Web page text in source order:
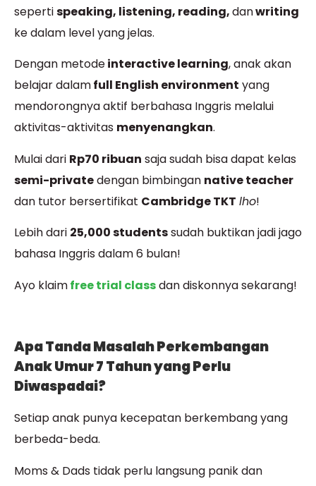
sepertispeaking, listening, reading,danwriting
ke dalam level yang jelas.
Dengan metodeinteractive learning, anak akan
belajar dalamfull English environment yang
mendorongnya aktif berbahasa Inggris melalui
aktivitas-aktivitas menyenangkan.
Mulai dari Rp70 ribuan saja sudah bisa dapat kelas
semi-privatedengan bimbingan native teacher
dan tutor bersertifikat Cambridge TKT lho!
Lebih dari 25,000 studentssudah buktikan jadi jago
bahasa Inggris dalam 6 bulan!
Ayo klaimfree trial classdan diskonnya sekarang!
Apa Tanda Masalah Perkembangan
Anak Umur 7 Tahun yang Perlu
Diwaspadai?
Setiap anak punya kecepatan berkembang yang
berbeda-beda.
Moms & Dads tidak perlu langsung panik dan